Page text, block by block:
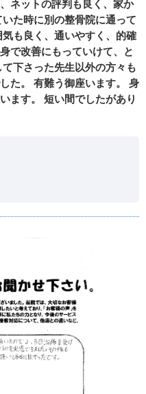
ネットの評判も良く、家か
た時に別の整骨院に通って
も良く、通いやすく、的確
で改善にもっていけて、と
下さった先生以外の方々も
た。 有難う御座います。 身
ます。 短い間でしたがあり